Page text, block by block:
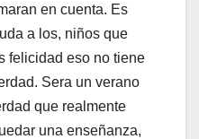
en cuenta. Es
a los, niños que
felicidad eso no tiene
Sera un verano
que realmente
una enseñanza,